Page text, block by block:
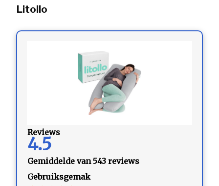
Litollo
Reviews
4.5
Gemiddelde van 543 reviews
Gebruiksgemak